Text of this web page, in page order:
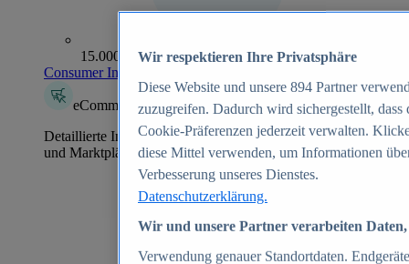
15.000+ Marken
Consumer Insights entdecken
eCommerce Insights
Detaillierte Informationen zu mehr als 39.000 Online-Shops
und Marktplätzen
Wir respektieren Ihre Privatsphäre
Diese Website und unsere 894 Partner
zuzugreifen. Dadurch wird sichergestellt,
Cookie-Präferenzen jederzeit verwalten.
diese Mittel verwenden, um Informationen
Verbesserung unseres Dienstes.
Datenschutzerklärung.
Wir und unsere Partner verarbeiten
Verwendung genauer Standortdaten.